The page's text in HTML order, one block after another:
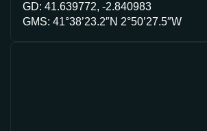
GD: 41.639772, -2.840983
GMS: 41°38’23.2″N 2°50’27.5″W